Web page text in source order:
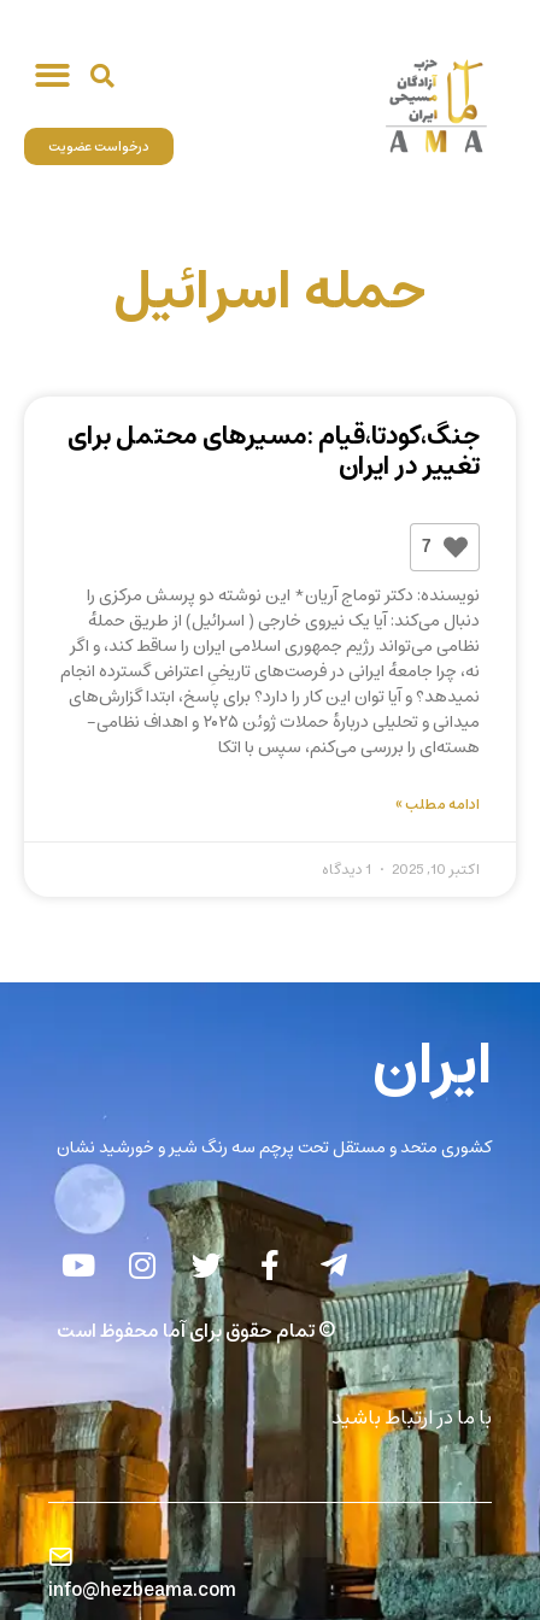
درخواست عضویت
حمله اسرائیل
جنگ،کودتا،قیام :مسیرهای محتمل برای
تغییر در ایران
7
نویسنده: دکتر توماج آریان* این نوشته دو پرسش مرکزی را
دنبال می‌کند: آیا یک نیروی خارجی ( اسرائیل) از طریق حملهٔ
نظامی می‌تواند رژیم جمهوری اسلامی ایران را ساقط کند، و اگر
نه، چرا جامعهٔ ایرانی در فرصت‌های تاریخیِ اعتراض گسترده انجام
نمیدهد؟ و آیا توان این کار را دارد؟ برای پاسخ، ابتدا گزارش‌های
میدانی و تحلیلی دربارهٔ حملات ژوئن ۲۰۲۵ و اهداف نظامی-
هسته‌ای را بررسی می‌کنم، سپس با اتکا
ادامه مطلب »
اکتبر 10, 2025
ایران
کشوری متحد و مستقل تحت پرچم سه رنگ شیر و خورشید نشان
© تمام حقوق برای آما محفوظ است
با ما در ارتباط باشید
info@hezbeama.com